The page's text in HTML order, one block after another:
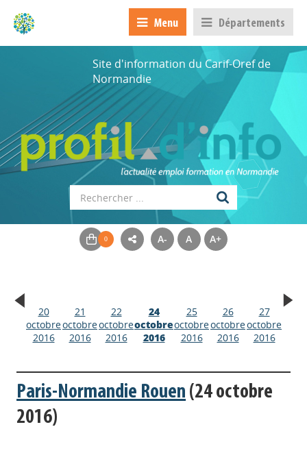
Menu Départements
Site d'information du Carif-Oref de
Normandie
A- A A+
20
octobre
2016
21
octobre
2016
22
octobre
2016
24
octobre
2016
25
octobre
2016
26
octobre
2016
27
octobre
2016
Paris-Normandie Rouen (24 octobre
2016)